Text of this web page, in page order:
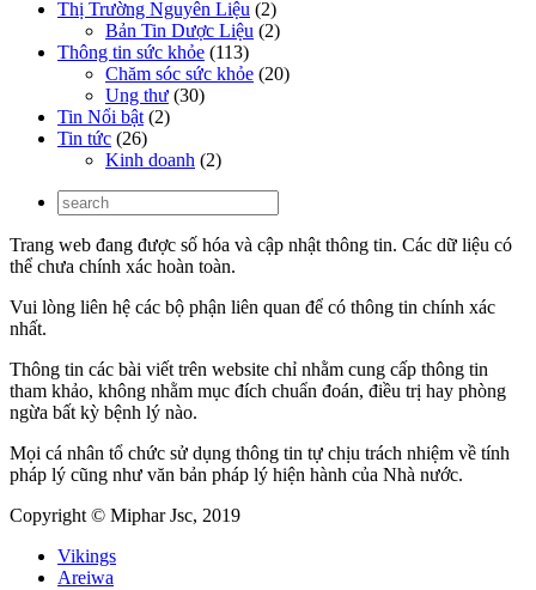
Thị Trường Nguyên Liệu (2)
Bản Tin Dược Liệu (2)
Thông tin sức khỏe (113)
Chăm sóc sức khỏe (20)
Ung thư (30)
Tin Nổi bật (2)
Tin tức (26)
Kinh doanh (2)
Trang web đang được số hóa và cập nhật thông tin. Các dữ liệu có
thể chưa chính xác hoàn toàn.
Vui lòng liên hệ các bộ phận liên quan để có thông tin chính xác
nhất.
Thông tin các bài viết trên website chỉ nhằm cung cấp thông tin
tham khảo, không nhằm mục đích chuẩn đoán, điều trị hay phòng
ngừa bất kỳ bệnh lý nào.
Mọi cá nhân tổ chức sử dụng thông tin tự chịu trách nhiệm về tính
pháp lý cũng như văn bản pháp lý hiện hành của Nhà nước.
Copyright © Miphar Jsc, 2019
Vikings
Areiwa